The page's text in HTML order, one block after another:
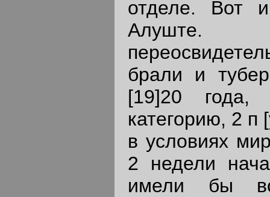
отделе. Вот
Алуште.
брали и
[19]20
категорию, 2 п
в условиях
2 недели
имели бы